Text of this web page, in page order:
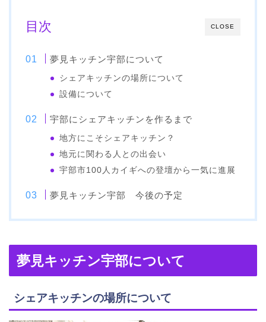
CLOSE
目次
夢見キッチン宇部について
シェアキッチンの場所について
設備について
宇部にシェアキッチンを作るまで
地方にこそシェアキッチン？
地元に関わる人との出会い
宇部市100人カイギへの登壇から一気に進展
夢見キッチン宇部 今後の予定
夢見キッチン宇部について
シェアキッチンの場所について